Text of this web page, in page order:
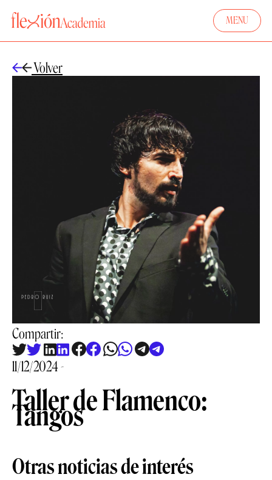
MENU
Volver
Compartir:
11/12/2024 -
Taller de Flamenco:
Tangos
Otras noticias de interés